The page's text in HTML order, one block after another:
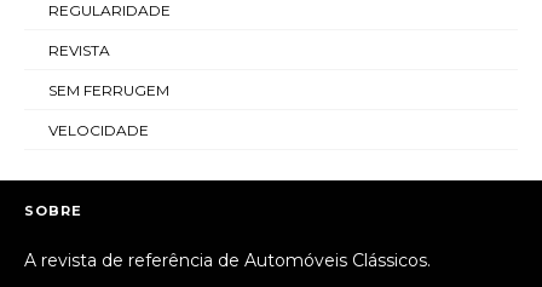
REGULARIDADE
REVISTA
SEM FERRUGEM
VELOCIDADE
SOBRE
A revista de referência de Automóveis Clássicos.